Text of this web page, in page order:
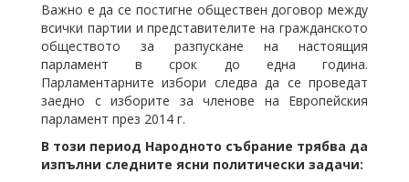
Важно е да се постигне обществен договор между
всички партии и представителите на гражданското
обществото за разпускане на настоящия
парламент в срок до една година.
Парламентарните избори следва да се проведат
заедно с изборите за членове на Европейския
парламент през 2014 г.
В този период Народното събрание трябва да
изпълни следните ясни политически задачи: